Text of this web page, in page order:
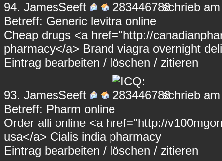
94. JamesSeeft
schrieb am
Betreff: Generic levitra online
Cheap drugs <a href="http://
pharmacy</a> Brand viagra overnight
Eintrag bearbeiten / löschen / zitieren
93. JamesSeeft
schrieb am
Betreff: Pharm online
Order alli online <a href="http://
usa</a> Cialis india pharmacy
Eintrag bearbeiten / löschen / zitieren